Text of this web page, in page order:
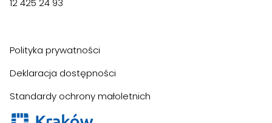
O nas
Szukaj:
12 425 24 93
Polityka prywatności
Deklaracja dostępności
Standardy ochrony małoletnich